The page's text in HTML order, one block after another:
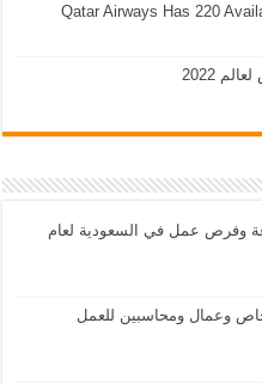
Qatar Airways Has 220
2022
وظائف متنوعة وفرص عمل في السعودية لعام
بحاجه لسائق خاص وعمال ومحاسبين للعمل